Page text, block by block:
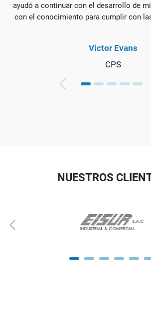
ayudó a continuar con el desarrollo de
con el conocimiento para cumplir con
Victor Evans
CPS
NUESTROS